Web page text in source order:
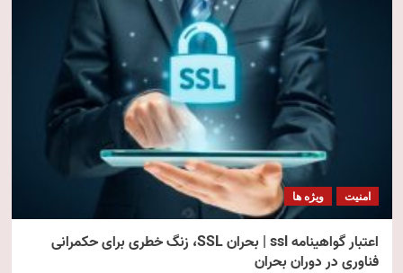
امنیت ویژه ها
اعتبار گواهینامه ssl | بحران SSL، زنگ خطری برای حکمرانی
فناوری در دوران بحران